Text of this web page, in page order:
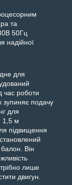
та
50Гц
надійної
для
час роботи
зупиняє подачу
для
1,5 м
підвищення
Він
лише
двигун.